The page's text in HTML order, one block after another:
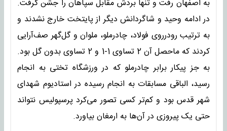
به اصفهان رفت و تنها بردش مقابل سپاهان را جشن گرفت.
در ادامه وحید و شاگردانش دیگر از پایتخت خارج نشدند و
به ترتیب رودرروی فولاد، چادرملو، ملوان و گل‌گهر صف‌آرایی
کردند که ماحصل آن 2 تساوی 1-1 و 2 تساوی بدون گل بود.
به جز پیکار برابر چادرملو که در ورزشگاه تختی به انجام
رسید، الباقی مسابقات به انجام رسیده در استادیوم شهدای
شهر قدس بود و کم‌تر کسی تصور می‌کرد پرسپولیس نتواند
حتی یک پیروزی در آن‌ها به ارمغان بیاورد.